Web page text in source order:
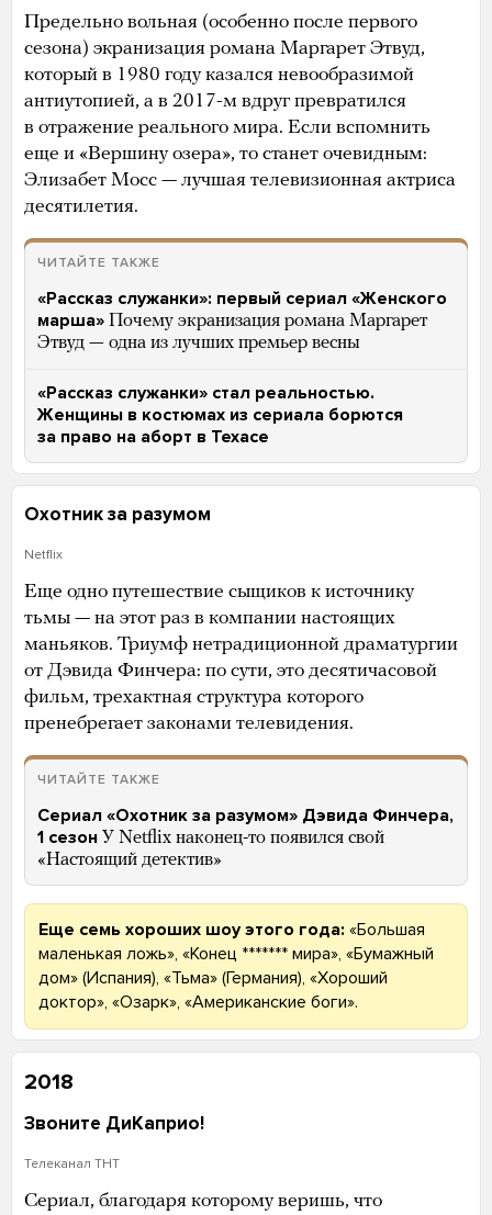
Предельно вольная (особенно после первого
сезона) экранизация романа Маргарет Этвуд,
который в 1980 году казался невообразимой
антиутопией, а в 2017-м вдруг превратился
в отражение реального мира. Если вспомнить
еще и «Вершину озера», то станет очевидным:
Элизабет Мосс — лучшая телевизионная актриса
десятилетия.
ЧИТАЙТЕ ТАКЖЕ
«Рассказ служанки»: первый сериал «Женского
марша» Почему экранизация романа Маргарет
Этвуд — одна из лучших премьер весны
«Рассказ служанки» стал реальностью.
Женщины в костюмах из сериала борются
за право на аборт в Техасе
Охотник за разумом
Netflix
Еще одно путешествие сыщиков к источнику
тьмы — на этот раз в компании настоящих
маньяков. Триумф нетрадиционной драматургии
от Дэвида Финчера: по сути, это десятичасовой
фильм, трехактная структура которого
пренебрегает законами телевидения.
ЧИТАЙТЕ ТАКЖЕ
Сериал «Охотник за разумом» Дэвида Финчера,
1 сезон У Netflix наконец-то появился свой
«Настоящий детектив»
Еще семь хороших шоу этого года: «Большая
маленькая ложь», «Конец ******* мира», «Бумажный
дом» (Испания), «Тьма» (Германия), «Хороший
доктор», «Озарк», «Американские боги».
2018
Звоните ДиКаприо!
Телеканал ТНТ
Сериал, благодаря которому веришь, что